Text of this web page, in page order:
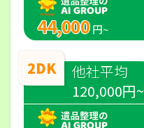
44,000 円~
2DK
他社平均
120,000円~